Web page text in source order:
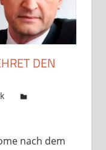
DEN
nach dem